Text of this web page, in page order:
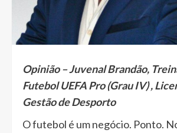
Opinião – Juvenal Brandão,
Futebol UEFA Pro (Grau IV) ,
Gestão de Desporto
O futebol é um negócio. Ponto.